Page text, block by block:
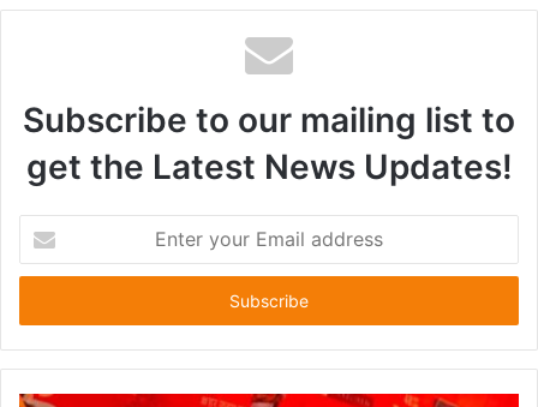
Subscribe to our mailing list to
get the Latest News Updates!
t
r
y